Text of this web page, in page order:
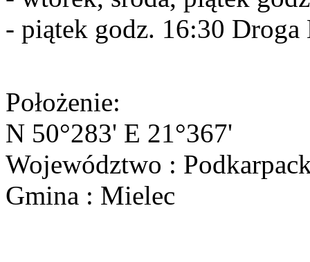
- piątek godz. 16:30 Droga
Położenie:
N 50°283' E 21°367'
Województwo :
Gmina : Mielec